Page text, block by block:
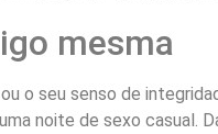
mesma
o seu senso de
noite de sexo casual.